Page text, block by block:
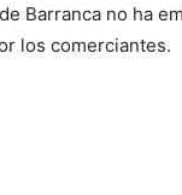
Barranca no ha
los comerciantes.